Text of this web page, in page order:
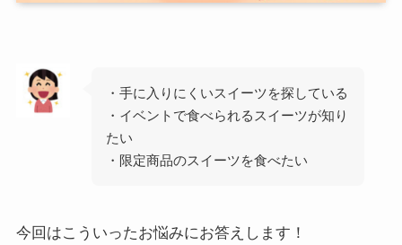
・手に入りにくいスイーツを探している
・イベントで食べられるスイーツが知り
たい
・限定商品のスイーツを食べたい
今回はこういったお悩みにお答えします！